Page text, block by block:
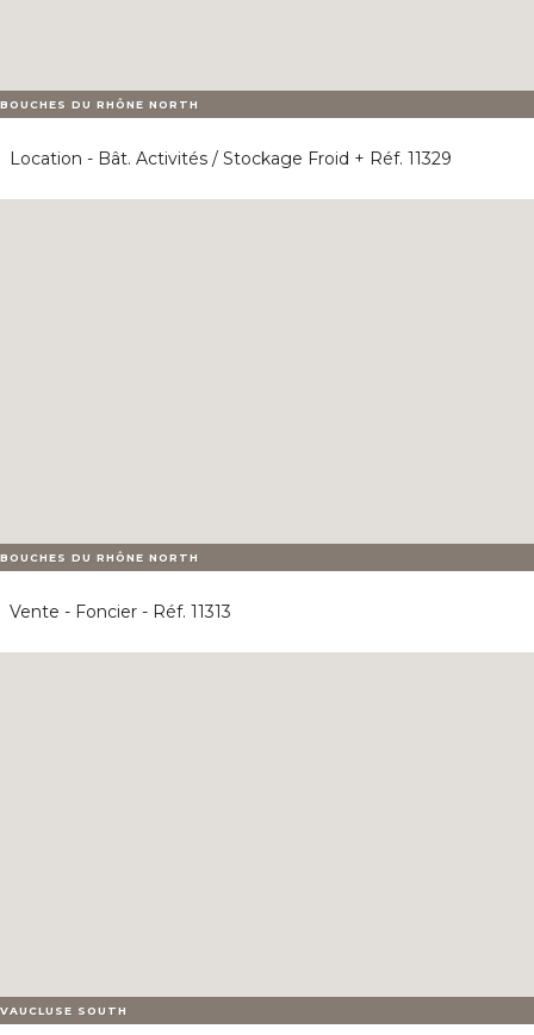
BOUCHES DU RHÔNE NORTH
Location - Bât. Activités / Stockage Froid + Réf. 11329
BOUCHES DU RHÔNE NORTH
Vente - Foncier - Réf. 11313
VAUCLUSE SOUTH